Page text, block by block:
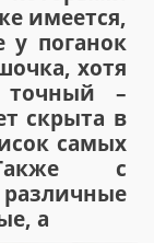
имеется,
поганок
хотя
точный –
скрыта в
самых
с
а